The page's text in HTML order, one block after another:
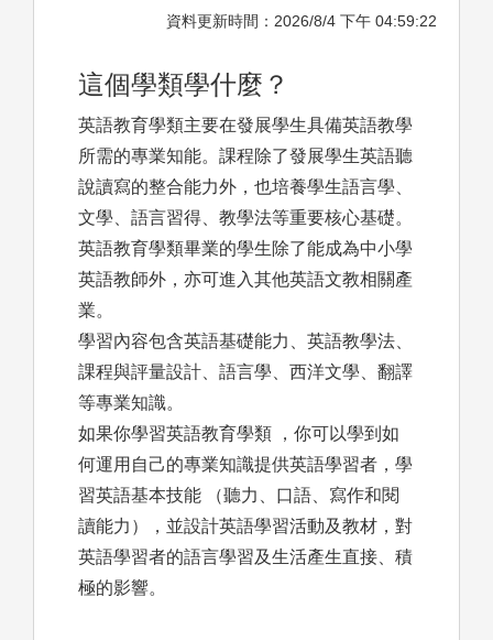
資料更新時間：2026/8/4 下午 04:59:22
這個學類學什麼？
英語教育學類主要在發展學生具備英語教學
所需的專業知能。課程除了發展學生英語聽
說讀寫的整合能力外，也培養學生語言學、
文學、語言習得、教學法等重要核心基礎。
英語教育學類畢業的學生除了能成為中小學
英語教師外，亦可進入其他英語文教相關產
業。
學習內容包含英語基礎能力、英語教學法、
課程與評量設計、語言學、西洋文學、翻譯
等專業知識。
如果你學習英語教育學類 ，你可以學到如
何運用自己的專業知識提供英語學習者，學
習英語基本技能 （聽力、口語、寫作和閱
讀能力），並設計英語學習活動及教材，對
英語學習者的語言學習及生活產生直接、積
極的影響。